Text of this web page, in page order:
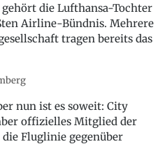
gehört die Lufthansa-Tochter
Airline-Bündnis. Mehrere
tragen bereits das
nun ist es soweit: City
offizielles Mitglied der
Fluglinie gegenüber